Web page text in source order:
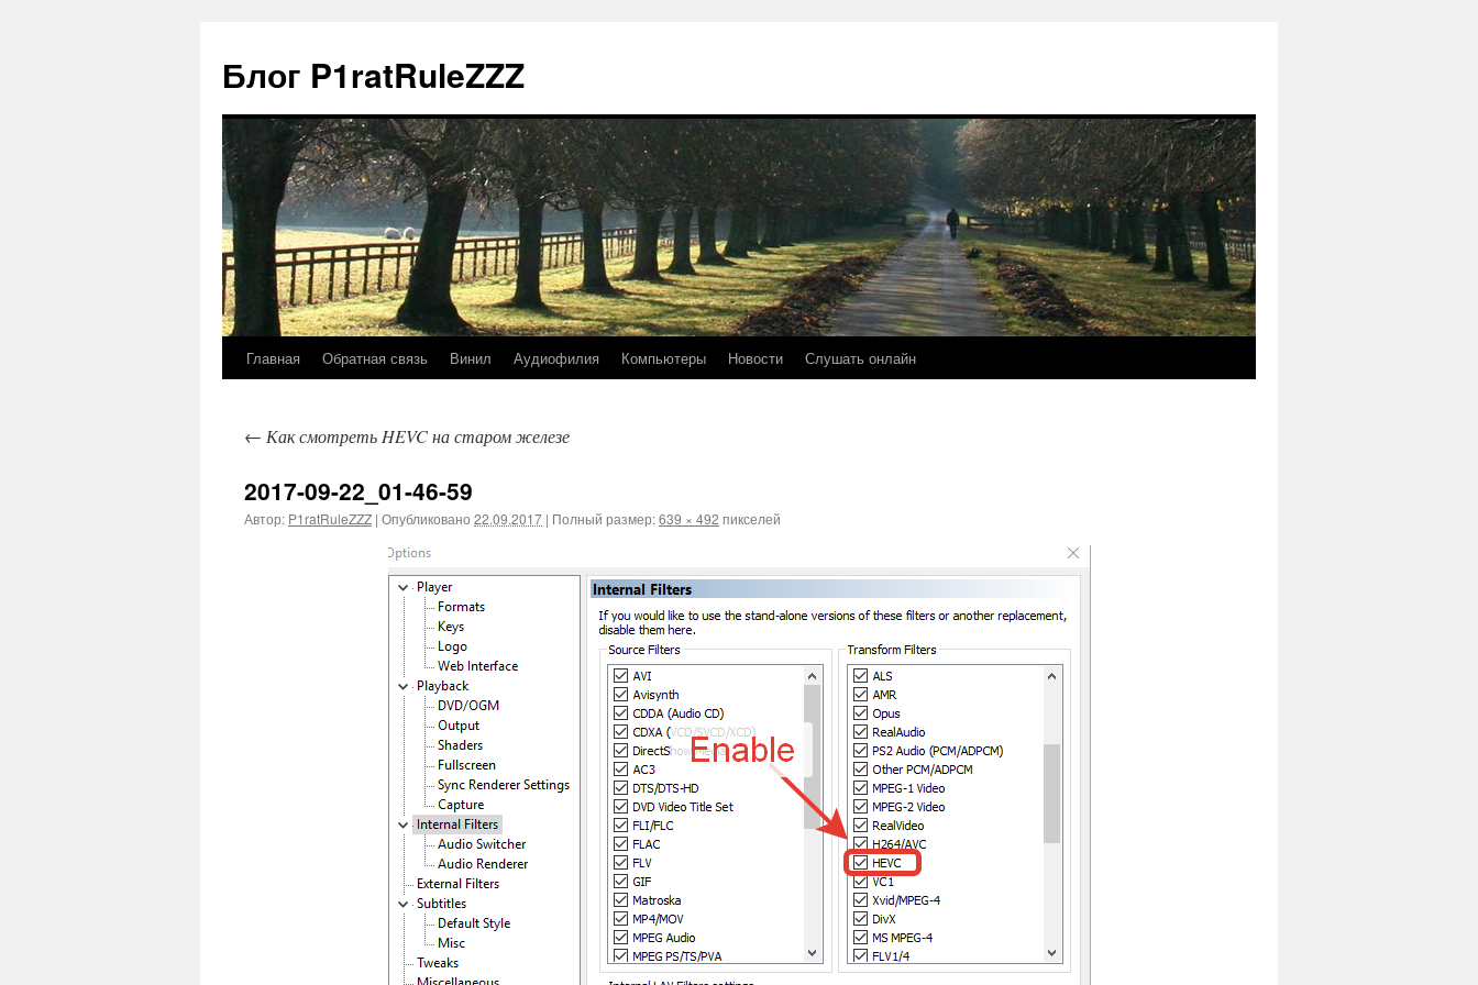
Блог P1ratRuleZZZ
Главная Обратная связь Винил Аудиофилия Компьютеры Новости Слушать онлайн
← Как смотреть HEVC на старом железе
2017-09-22_01-46-59
Автор: P1ratRuleZZZ | Опубликовано 22.09.2017 | Полный размер:639 × 492 пикселей